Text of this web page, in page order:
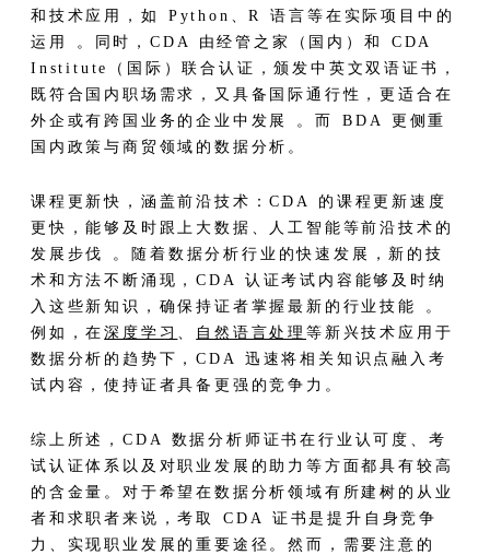
和技术应用，如 Python、R 语言等在实际项目中的
运用 。同时，CDA 由经管之家（国内）和 CDA
Institute（国际）联合认证，颁发中英文双语证书，
既符合国内职场需求，又具备国际通行性，更适合在
外企或有跨国业务的企业中发展 。而 BDA 更侧重
国内政策与商贸领域的数据分析。​
课程更新快，涵盖前沿技术：CDA 的课程更新速度
更快，能够及时跟上大数据、人工智能等前沿技术的
发展步伐 。随着数据分析行业的快速发展，新的技
术和方法不断涌现，CDA 认证考试内容能够及时纳
入这些新知识，确保持证者掌握最新的行业技能 。
例如，在深度学习 、 自然语言处理等新兴技术应用于
数据分析的趋势下，CDA 迅速将相关知识点融入考
试内容，使持证者具备更强的竞争力。
综上所述，CDA 数据分析师证书在行业认可度、考
试认证体系以及对职业发展的助力等方面都具有较高
的含金量。对于希望在数据分析领域有所建树的从业
者和求职者来说，考取 CDA 证书是提升自身竞争
力、实现职业发展的重要途径。然而，需要注意的